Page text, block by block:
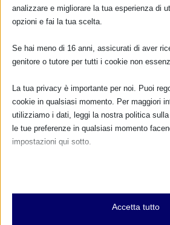
CALENDARIO EVENTI
Non ci sono eventi
FARMACI IN
GRAVIDANZA
analizzare e migliorare la tua esperienza di
opzioni e fai la tua scelta.
Se hai meno di 16 anni, assicurati di aver
genitore o tutore per tutti i cookie non
La tua privacy è importante per noi. Puoi
cookie in qualsiasi momento. Per maggiori
utilizziamo i dati, leggi la nostra politica
le tue preferenze in qualsiasi momento
impostazioni qui sotto.
Essenziali
I cookie e i servizi essenziali abilitano le
Accetta tutto